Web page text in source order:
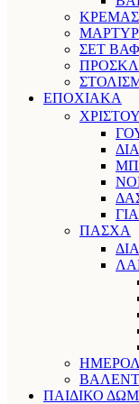
ΣΕΤ
ΕΠΟΧΙΑΚΑ
ΠΑΣΧΑ
ΠΑΙΔΙΚΟ